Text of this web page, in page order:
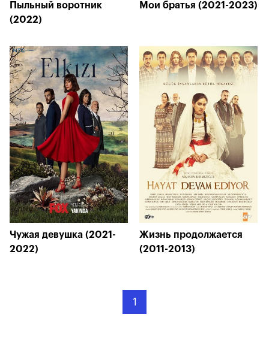
Пыльный воротник
(2022)
Мои братья (2021-2023)
Чужая девушка (2021-
2022)
Жизнь продолжается
(2011-2013)
1